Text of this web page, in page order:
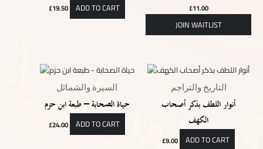
£19.50 ADD TO CART £11.00
السيرة والشمائل
حياة الصحابة – طبعة ابن حزم
£24.00 ADD TO CART
التاريخ والتراجم
أنوار اللطف بذكر أصحاب
الكهف
£9.00 ADD TO CART